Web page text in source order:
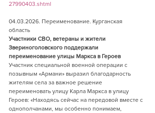
27990403.shtml
04.03.2026. Переименование. Курганская
область
Участники СВО, ветераны и жители
Звериноголовского поддержали
переименование улицы Маркса в Героев
Участник специальной военной операции с
позывным «Армани» выразил благодарность
жителям села за важное решение
переименовать улицу Карла Маркса в улицу
Героев: «Находясь сейчас на передовой вместе с
однополчанами, мы особенно понимаем,